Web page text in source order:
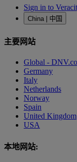
Sign in to
China | 中国
主要网站
Global -
Germany
Italy
Netherlands
Norway
Spain
United Kingdom
USA
本地网站: